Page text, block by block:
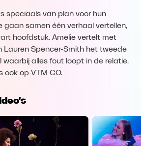
speciaals van plan voor hun
gaan samen één verhaal vertellen,
hoofdstuk. Amelie vertelt met
Lauren Spencer-Smith het tweede
waarbij alles fout loopt in de relatie.
ook op VTM GO.